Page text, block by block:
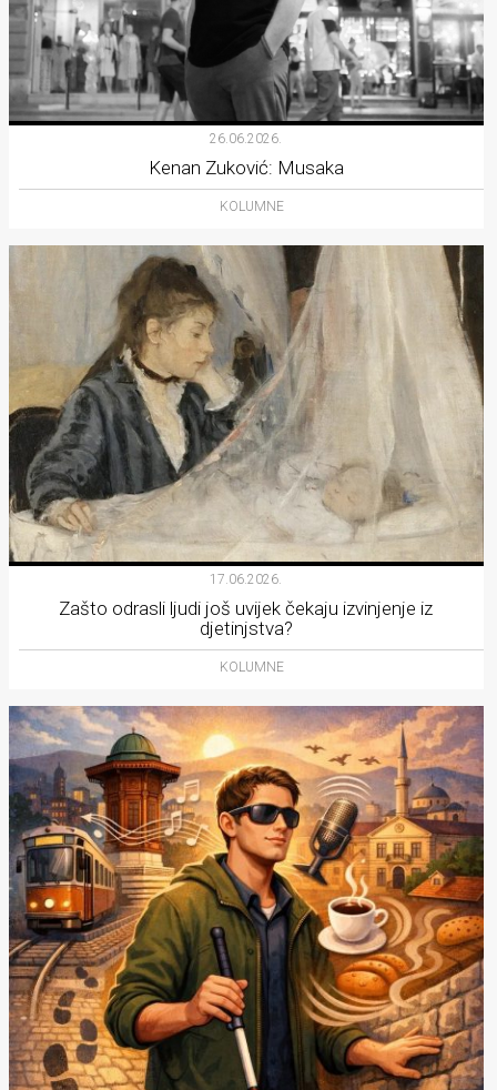
26.06.2026.
Kenan Zuković: Musaka
KOLUMNE
17.06.2026.
Zašto odrasli ljudi još uvijek čekaju izvinjenje iz
djetinjstva?
KOLUMNE